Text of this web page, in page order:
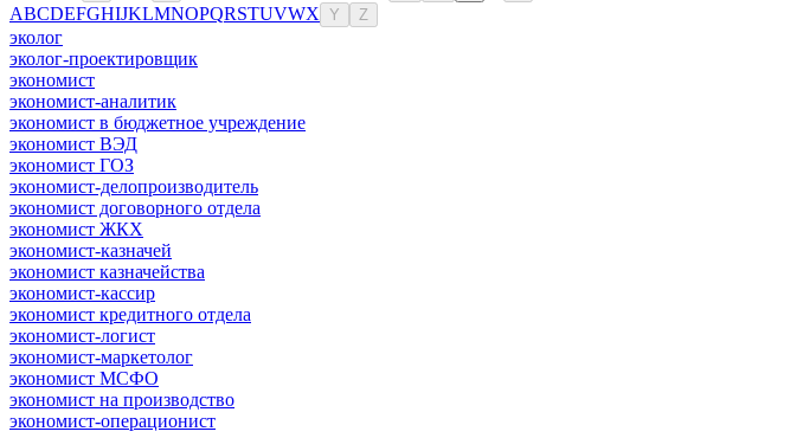
ABCDEFGHIJKLMNOPQRSTUVWX Y Z
эколог
эколог-проектировщик
экономист
экономист-аналитик
экономист в бюджетное учреждение
экономист ВЭД
экономист ГОЗ
экономист-делопроизводитель
экономист договорного отдела
экономист ЖКХ
экономист-казначей
экономист казначейства
экономист-кассир
экономист кредитного отдела
экономист-логист
экономист-маркетолог
экономист МСФО
экономист на производство
экономист-операционист